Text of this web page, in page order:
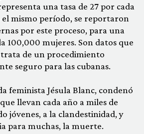
una tasa de 27 por cada
el mismo período, se reportaron
por este proceso, para una
100,000 mujeres. Son datos que
trata de un procedimiento
seguro para las cubanas.
feminista Jésula Blanc, condenó
llevan cada año a miles de
jóvenes, a la clandestinidad, y
para muchas, la muerte.